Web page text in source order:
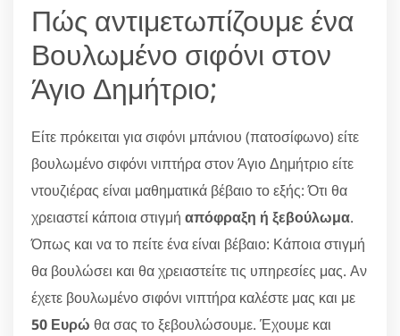
Πώς αντιμετωπίζουμε ένα
Βουλωμένο σιφόνι στον
Άγιο Δημήτριο;
Είτε πρόκειται για σιφόνι μπάνιου (πατοσίφωνο) είτε
βουλωμένο σιφόνι νιπτήρα στον Άγιο Δημήτριο είτε
ντουζιέρας είναι μαθηματικά βέβαιο το εξής: Ότι θα
χρειαστεί κάποια στιγμή απόφραξη ή ξεβούλωμα.
Όπως και να το πείτε ένα είναι βέβαιο: Κάποια στιγμή
θα βουλώσει και θα χρειαστείτε τις υπηρεσίες μας. Αν
έχετε βουλωμένο σιφόνι νιπτήρα καλέστε μας και με
50 Ευρώ θα σας το ξεβουλώσουμε. Έχουμε και